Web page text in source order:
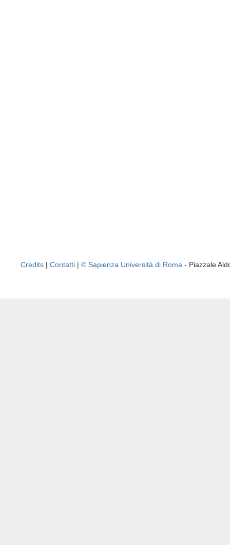
Credits | Contatti | © Sapienza Università di Roma - Piazzale